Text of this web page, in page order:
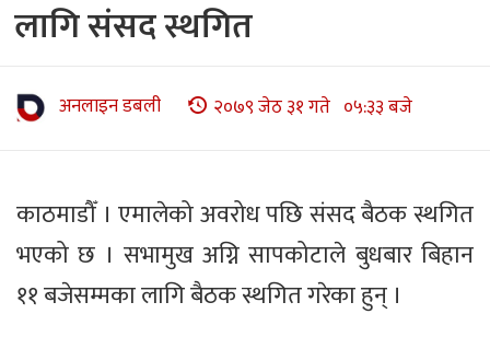
लागि संसद स्थगित
अनलाइन डबली २०७९ जेठ ३१ गते ०५:३३ बजे
काठमाडौँ । एमालेको अवरोध पछि संसद बैठक स्थगित
भएको छ । सभामुख अग्नि सापकोटाले बुधबार बिहान
११ बजेसम्मका लागि बैठक स्थगित गरेका हुन् ।